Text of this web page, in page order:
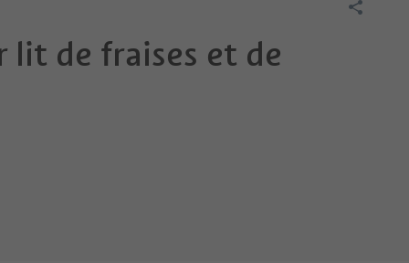
lit de fraises et de